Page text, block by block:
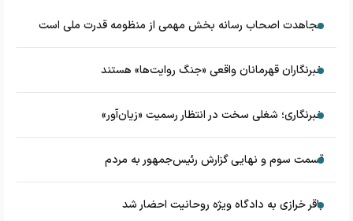
مجاهدت اصحاب رسانه بخش مهمی از منظومه قدرت ملی است
خبرنگاران قهرمانان واقعی «جنگ روایت‌ها» هستند
خبرنگاری؛ شغلی سخت در انتظار رسمیت «زیان‌آور»
قسمت سوم و نهایی گزارش رئیس‌جمهور به مردم
باقر خرازی به دادگاه ویژه روحانیت احضار شد